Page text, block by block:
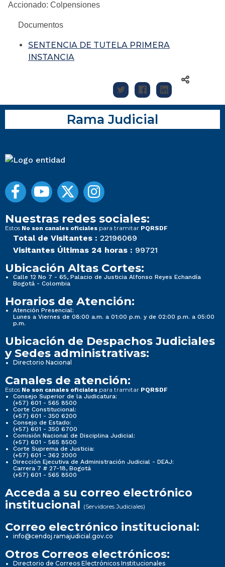
Accionado: Colpensiones
Documentos
SENTENCIA DE TUTELA PRIMERA
INSTANCIA
Rama Judicial
Nuestras redes sociales:
Estos No son canales oficiales para tramitar PQRSDF
Total de Visitantes : 22196069
Visitantes Últimas 24 horas : 99721
Ubicación Altas Cortes:
Calle 12 No 7 - 65, Palacio de Justicia Alfonso Reyes Echandía
Bogotá - Colombia
Horarios de Atención:
Atención Presencial:
Lunes a Viernes de 08:00 a.m. a 01:00 p.m. y de 02:00 p.m. a 05:00
p.m.
Ubicación de Despachos Judiciales
y Sedes administrativas:
Directorio Nacional
Canales de atención:
Estos No son canales oficiales para tramitar PQRSDF
Consejo Superior de la Judicatura:
(+57) 601 - 565 8500
Corte Constitucional:
(+57) 601 - 350 6200
Consejo de Estado:
(+57) 601 - 350 6700
Comisión Nacional de Disciplina Judicial:
(+57) 601 - 565 8500
Corte Suprema de Justicia:
(+57) 601 - 362 2000
Dirección Ejecutiva de Administración Judicial - DEAJ:
Carrera 7 # 27-18, Bogotá
(+57) 601 - 565 8500
Acceda a su correo electrónico
institucional (Servidores Judiciales)
Correo electrónico institucional:
info@cendoj.ramajudicial.gov.co
Otros Correos electrónicos:
Directorio de Correos Electrónicos Institucionales